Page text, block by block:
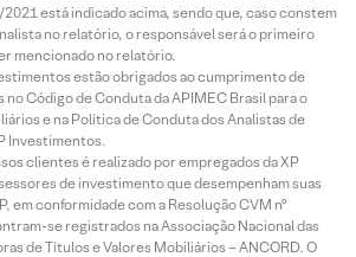
2021 está indicado acima, sendo que, caso constem
no relatório, o responsável será o primeiro
mencionado no relatório.
estão obrigados ao cumprimento de
Código de Conduta da APIMEC Brasil para o
e na Política de Conduta dos Analistas de
Investimentos.
clientes é realizado por empregados da XP
de investimento que desempenham suas
em conformidade com a Resolução CVM nº
se registrados na Associação Nacional das
de Títulos e Valores Mobiliários – ANCORD. O